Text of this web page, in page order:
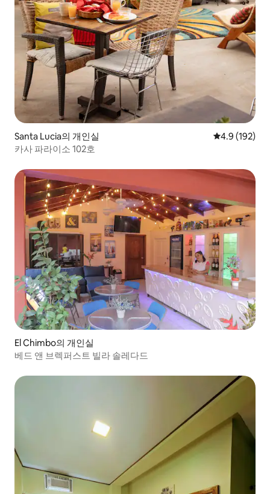
Santa Lucia의 개인실 평점 4.9점(5
4.9 (192)
카사 파라이소 102호
El Chimbo의 개인실
베드 앤 브렉퍼스트 빌라 솔레다드